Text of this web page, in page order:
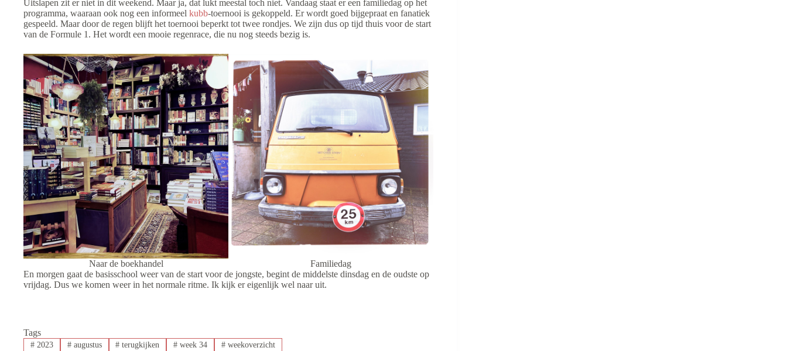
Uitslapen zit er niet in dit weekend. Maar ja, dat lukt meestal toch niet. Vandaag staat er een familiedag op het
programma, waaraan ook nog een informeel kubb-toernooi is gekoppeld. Er wordt goed bijgepraat en fanatiek
gespeeld. Maar door de regen blijft het toernooi beperkt tot twee rondjes. We zijn dus op tijd thuis voor de start
van de Formule 1. Het wordt een mooie regenrace, die nu nog steeds bezig is.
Naar de boekhandel
Familiedag
En morgen gaat de basisschool weer van de start voor de jongste, begint de middelste dinsdag en de oudste op
vrijdag. Dus we komen weer in het normale ritme. Ik kijk er eigenlijk wel naar uit.
Tags
#2023 #augustus # terugkijken # week 34 # weekoverzicht